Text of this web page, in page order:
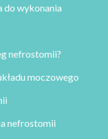
do wykonania
nefrostomii?
moczowego
nefrostomii